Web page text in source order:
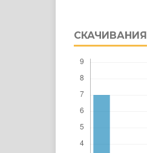
СКАЧИВАНИЯ